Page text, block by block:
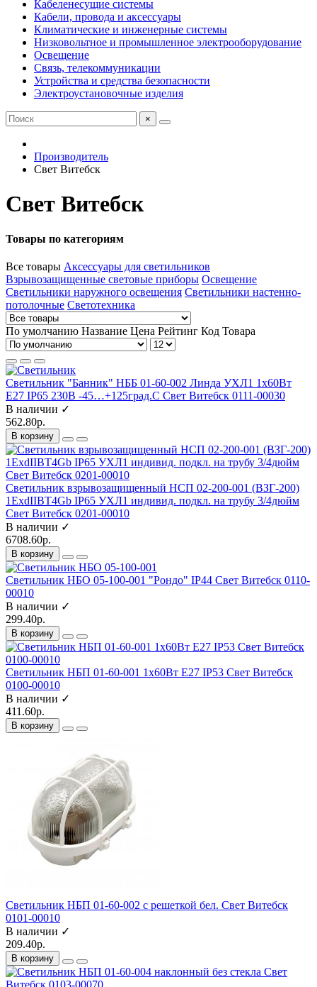
Кабеленесущие системы
Кабели, провода и аксессуары
Климатические и инженерные системы
Низковольтное и промышленное электрооборудование
Освещение
Связь, телекоммуникации
Устройства и средства безопасности
Электроустановочные изделия
×
Производитель
Свет Витебск
Свет Витебск
Товары по категориям
Все товары Аксессуары для светильников
Взрывозащищенные световые приборы Освещение
Светильники наружного освещения Светильники настенно-
потолочные Светотехника
По умолчанию Название Цена Рейтинг Код Товара
Светильник "Банник" НББ 01-60-002 Линда УХЛ1 1х60Вт
E27 IP65 230В -45…+125град.C Свет Витебск 0111-00030
В наличии ✓
562.80р.
В корзину
Светильник взрывозащищенный НСП 02-200-001 (ВЗГ-200)
1ExdIIBT4Gb IP65 УХЛ1 индивид. подкл. на трубу 3/4дюйм
Свет Витебск 0201-00010
В наличии ✓
6708.60р.
В корзину
Светильник НБО 05-100-001 "Рондо" IP44 Свет Витебск 0110-
00010
В наличии ✓
299.40р.
В корзину
Светильник НБП 01-60-001 1х60Вт E27 IP53 Свет Витебск
0100-00010
В наличии ✓
411.60р.
В корзину
Светильник НБП 01-60-002 с решеткой бел. Свет Витебск
0101-00010
В наличии ✓
209.40р.
В корзину